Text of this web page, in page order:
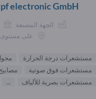
electronic GmbH
الجهة المصنعة
على مستوى
مستشعرات درجة الحرارة
مستشعرات فوق صوتية
مستشعرات بصرية للألياف
...